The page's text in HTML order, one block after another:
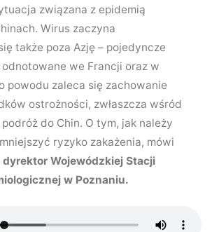
związana z epidemią
Wirus zaczyna
także poza Azję – pojedyncze
odnotowane we Francji oraz w
powodu zaleca się zachowanie
ostrożności, zwłaszcza wśród
do Chin. O tym, jak należy
ryzyko zakażenia, mówi
Wojewódzkiej Stacji
w Poznaniu.